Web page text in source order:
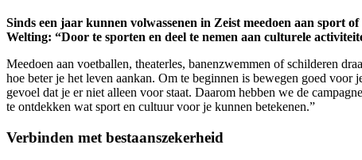
Sinds een jaar kunnen volwassenen in Zeist meedoen aan sport
Welting: “Door te sporten en deel te nemen aan culturele
Meedoen aan voetballen, theaterles, banenzwemmen of schilderen
hoe beter je het leven aankan. Om te beginnen is bewegen goed
gevoel dat je er niet alleen voor staat. Daarom hebben we de
te ontdekken wat sport en cultuur voor je kunnen betekenen.”
Verbinden met bestaanszekerheid